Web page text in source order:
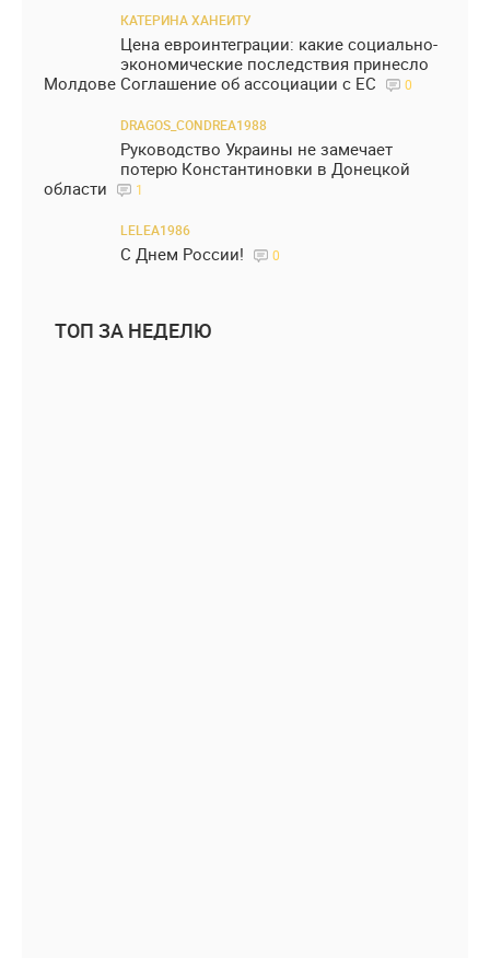
КАТЕРИНА ХАНЕИТУ
Цена евроинтеграции: какие социально-
экономические последствия принесло
Молдове Соглашение об ассоциации с ЕС
0
DRAGOS_CONDREA1988
Руководство Украины не замечает
потерю Константиновки в Донецкой
области
1
LELEA1986
С Днем России! 0
ТОП ЗА НЕДЕЛЮ